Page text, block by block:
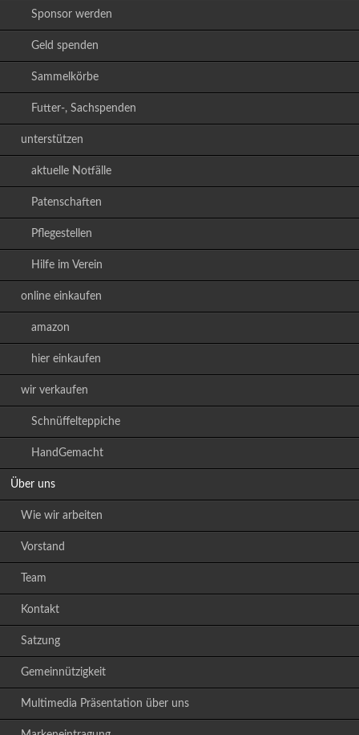
Sponsor werden
Geld spenden
Sammelkörbe
Futter-, Sachspenden
unterstützen
aktuelle Notfälle
Patenschaften
Pflegestellen
Hilfe im Verein
online einkaufen
amazon
hier einkaufen
wir verkaufen
Schnüffelteppiche
HandGemacht
Über uns
Wie wir arbeiten
Vorstand
Team
Kontakt
Satzung
Gemeinnützigkeit
Multimedia Präsentation über uns